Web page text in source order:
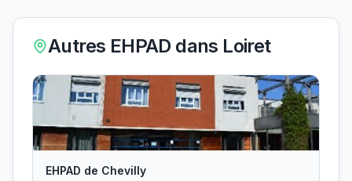
Autres EHPAD dans Loiret
EHPAD de Chevilly